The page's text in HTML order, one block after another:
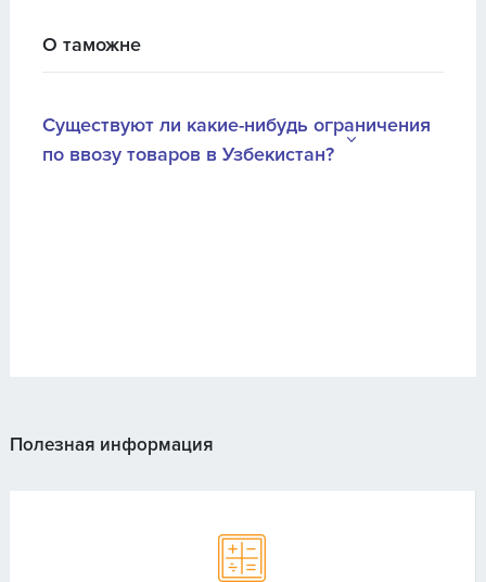
О таможне
Существуют ли какие-нибудь ограничения
по ввозу товаров в Узбекистан?
Полезная информация